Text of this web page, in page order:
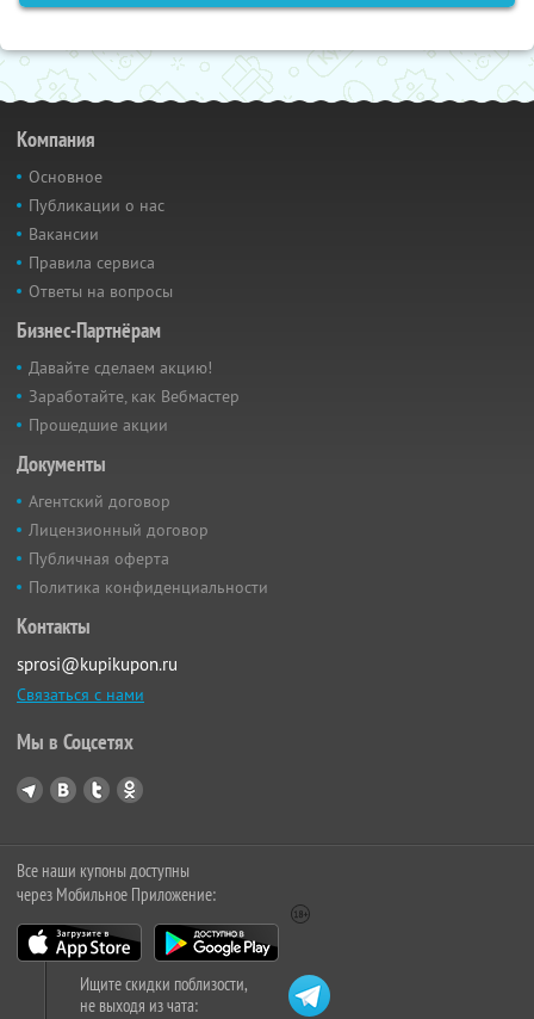
Компания
Основное
Публикации о нас
Вакансии
Правила сервиса
Ответы на вопросы
Бизнес-Партнёрам
Давайте сделаем акцию!
Заработайте, как Вебмастер
Прошедшие акции
Документы
Агентский договор
Лицензионный договор
Публичная оферта
Политика конфиденциальности
Контакты
sprosi@kupikupon.ru
Связаться с нами
Мы в Соцсетях
Все наши купоны доступны
через Мобильное Приложение:
Ищите скидки поблизости,
не выходя из чата: